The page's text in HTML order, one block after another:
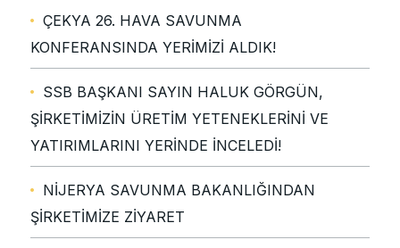
ÇEKYA 26. HAVA SAVUNMA
KONFERANSINDA YERİMİZİ ALDIK!
SSB BAŞKANI SAYIN HALUK GÖRGÜN,
ŞİRKETİMİZİN ÜRETİM YETENEKLERİNİ VE
YATIRIMLARINI YERİNDE İNCELEDİ!
NİJERYA SAVUNMA BAKANLIĞINDAN
ŞİRKETİMİZE ZİYARET